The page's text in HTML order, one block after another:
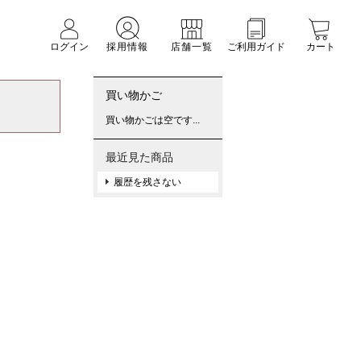
ログイン
採用情報 店舗一覧 ご利用ガイド カート
買い物かご
買い物かごは空です...
最近見た商品
履歴を残さない